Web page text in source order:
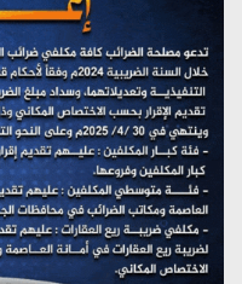
تستمعون لبرنامج (هندسة
يوليو 28, 2026
مؤتمر صحفي لمركز عين
على اليمن
يوليو 27, 2026
تستمعون لبرنامج (مع
يوليو 26, 2026